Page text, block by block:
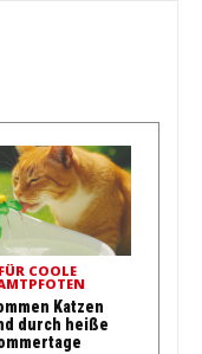
FÜR COOLE
Katzen
durch heiße